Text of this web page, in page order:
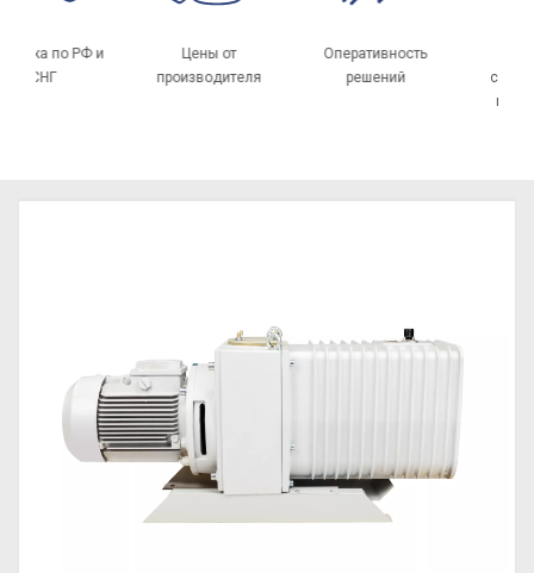
Оперативность
решений
Цены от
производителя
Доставка по РФ и